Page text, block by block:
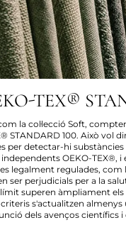
TEX®
la col·lecció Soft,
STANDARD 100. Això vol
per detectar-hi substàncies
OEKO-TEX®,
legalment regulades, com
ser perjudicials per a la
límit superen àmpliament
s'actualitzen almenys
dels avenços científics i